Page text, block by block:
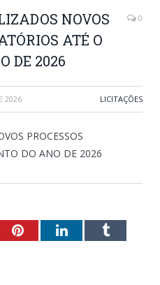
NOVOS
ATÉ O
DE 2026
0
2026 LICITAÇÕES
PROCESSOS
DO ANO DE 2026
PinterestLinkedInTumblr